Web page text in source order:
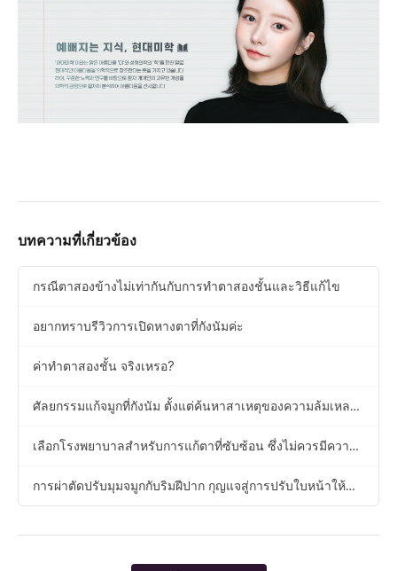
บทความที่เกี่ยวข้อง
กรณีตาสองข้างไม่เท่ากันกับการทำตาสองชั้นและวิธีแก้ไข
อยากทราบรีวิวการเปิดหางตาที่กังนัมค่ะ
ค่าทำตาสองชั้น จริงเหรอ?
ศัลยกรรมแก้จมูกที่กังนัม ตั้งแต่ค้นหาสาเหตุของความล้มเหลว
เลือกโรงพยาบาลสำหรับการแก้ตาที่ซับซ้อน ซึ่งไม่ควรมีความ
การผ่าตัดปรับมุมจมูกกับริมฝีปาก กุญแจสู่การปรับใบหน้าให้
สมดุล